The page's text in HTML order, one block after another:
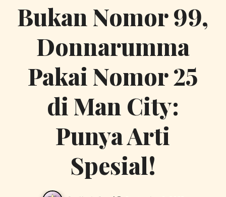
Bukan Nomor 99,
Donnarumma
Pakai Nomor 25
di Man City:
Punya Arti
Spesial!